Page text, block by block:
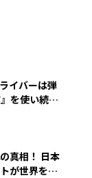
イバーは弾
を使い続け
真相！ 日本
が世界を席